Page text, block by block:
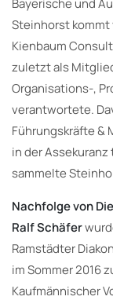
Steinhorst
Kienbaum
zuletzt als
Organisations-,
verantwortete.
Führungskräfte &
in der
sammelte
Nachfolge von
Ralf Schäfer
Ramstädter
im Sommer 2016
Kaufmännischer